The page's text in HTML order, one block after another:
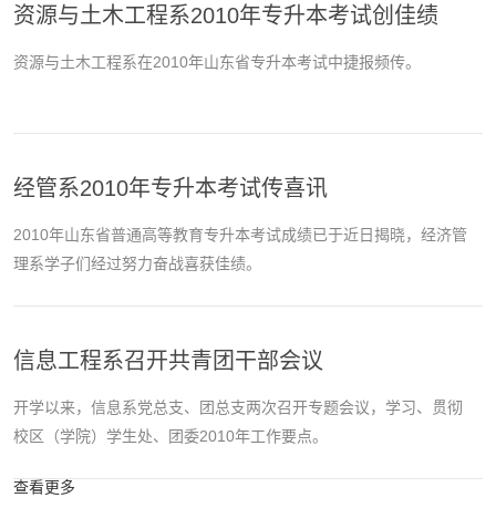
资源与土木工程系2010年专升本考试创佳绩
资源与土木工程系在2010年山东省专升本考试中捷报频传。
经管系2010年专升本考试传喜讯
2010年山东省普通高等教育专升本考试成绩已于近日揭晓，经济管
理系学子们经过努力奋战喜获佳绩。
信息工程系召开共青团干部会议
开学以来，信息系党总支、团总支两次召开专题会议，学习、贯彻
校区（学院）学生处、团委2010年工作要点。
查看更多